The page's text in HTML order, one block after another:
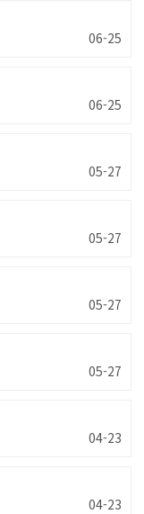
06-25
06-25
05-27
05-27
05-27
05-27
04-23
04-23